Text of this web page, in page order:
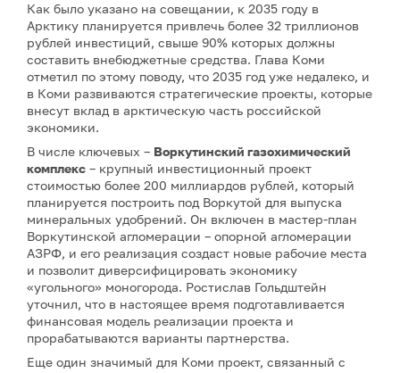
Как было указано на совещании, к 2035 году в
Арктику планируется привлечь более 32 триллионов
рублей инвестиций, свыше 90% которых должны
составить внебюджетные средства. Глава Коми
отметил по этому поводу, что 2035 год уже недалеко, и
в Коми развиваются стратегические проекты, которые
внесут вклад в арктическую часть российской
экономики.
В числе ключевых – Воркутинский газохимический
комплекс – крупный инвестиционный проект
стоимостью более 200 миллиардов рублей, который
планируется построить под Воркутой для выпуска
минеральных удобрений. Он включен в мастер-план
Воркутинской агломерации – опорной агломерации
АЗРФ, и его реализация создаст новые рабочие места
и позволит диверсифицировать экономику
«угольного» моногорода. Ростислав Гольдштейн
уточнил, что в настоящее время подготавливается
финансовая модель реализации проекта и
прорабатываются варианты партнерства.
Еще один значимый для Коми проект, связанный с